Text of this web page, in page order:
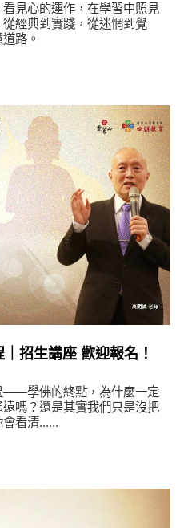
見心的運作，在學習中照見
經典到實踐，從迷惘到覺
路。
招生講座 歡迎報名！
——學佛的終點，為什麼一定
嗎？還是其實我們只是沒把
看清......
最新消息